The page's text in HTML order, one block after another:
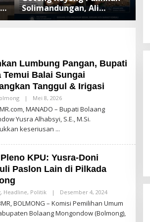
Solimandungan, Ali
Mamonto Hadir Beri
Lumbung Pangan, Bupati
Temui Balai Sungai
Tanggul & Irigasi
| Mei 8, 2026O
E
H
I
MANADO – Bupati Bolaang
Yusra Alhabsyi, S.E., M.Si.
keseriusan
KPU: Yusra-Doni
Paslon Lain di Pilkada
, Headline, Politik | Desember 4, 2024O
E
H
BOLMONG – Komisi Pemilihan Umum
Bolaang Mongondow (Bolmong),
Ketua DPC PDIP Kotamobagu
Program Kerakyatan Pasca
MUSANCAB BMR